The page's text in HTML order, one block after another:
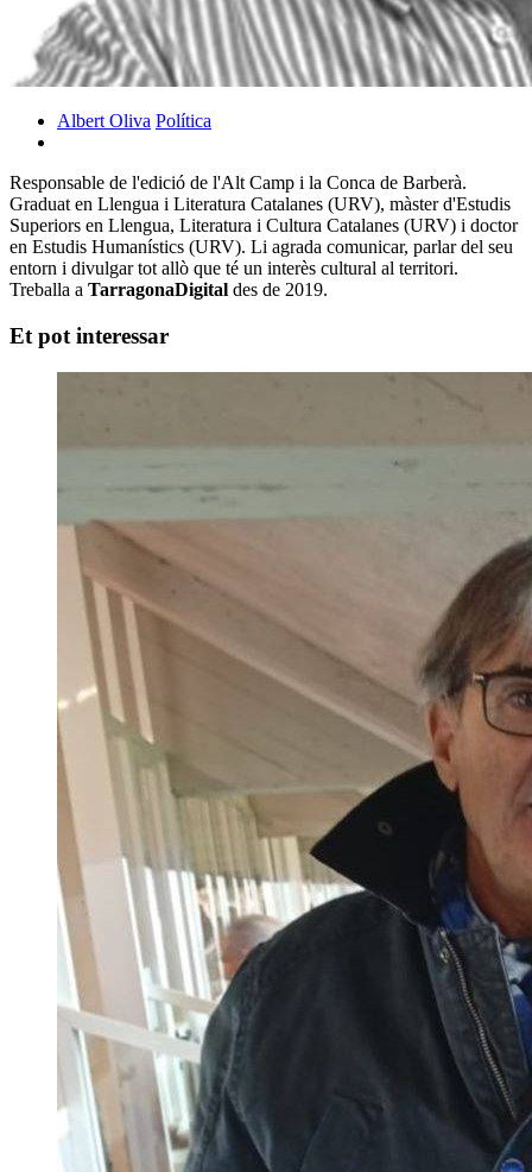
Albert Oliva Política
Responsable de l'edició de l'Alt Camp i la Conca de Barberà.
Graduat en Llengua i Literatura Catalanes (URV), màster d'Estudis
Superiors en Llengua, Literatura i Cultura Catalanes (URV) i doctor
en Estudis Humanístics (URV). Li agrada comunicar, parlar del seu
entorn i divulgar tot allò que té un interès cultural al territori.
Treballa a TarragonaDigital des de 2019.
Et pot interessar